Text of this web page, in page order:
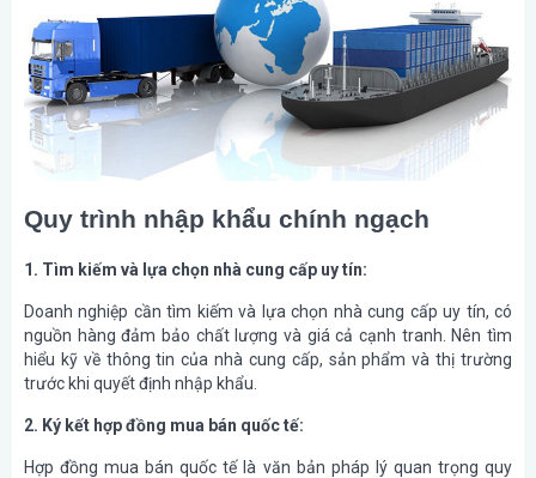
Quy trình nhập khẩu chính ngạch
1. Tìm kiếm và lựa chọn nhà cung cấp uy tín:
Doanh nghiệp cần tìm kiếm và lựa chọn nhà cung cấp uy tín, có
nguồn hàng đảm bảo chất lượng và giá cả cạnh tranh. Nên tìm
hiểu kỹ về thông tin của nhà cung cấp, sản phẩm và thị trường
trước khi quyết định nhập khẩu.
2. Ký kết hợp đồng mua bán quốc tế:
Hợp đồng mua bán quốc tế là văn bản pháp lý quan trọng quy